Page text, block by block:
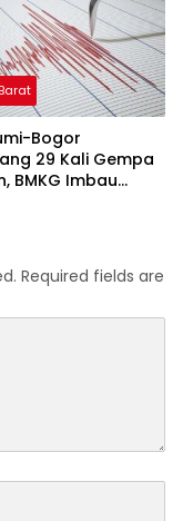
Bogor
29 Kali Gempa
BMKG Imbau
Required fields are